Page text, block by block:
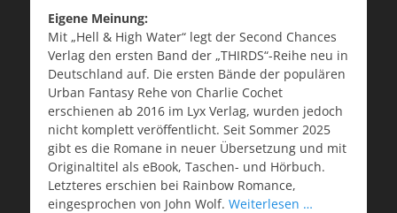
Eigene Meinung:
Mit „Hell & High Water“ legt der Second Chances
Verlag den ersten Band der „THIRDS“-Reihe neu in
Deutschland auf. Die ersten Bände der populären
Urban Fantasy Rehe von Charlie Cochet
erschienen ab 2016 im Lyx Verlag, wurden jedoch
nicht komplett veröffentlicht. Seit Sommer 2025
gibt es die Romane in neuer Übersetzung und mit
Originaltitel als eBook, Taschen- und Hörbuch.
Letzteres erschien bei Rainbow Romance,
eingesprochen von John Wolf. Weiterlesen …